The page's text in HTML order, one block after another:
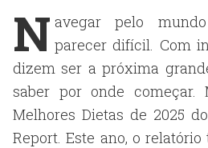
N avegar pelo
parecer difícil. Com
dizem ser a próxima
saber por onde
Melhores Dietas de 2025
Report. Este ano, o